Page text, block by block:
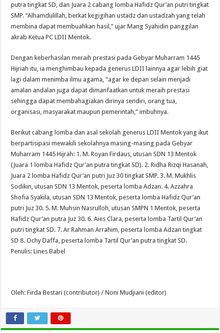
putra tingkat SD, dan Juara 2 cabang lomba Hafidz Qur’an putri tingkat
SMP. “Alhamdulillah, berkat kegigihan ustadz dan ustadzah yang telah
membina dapat membuahkan hasil,” ujar Mang Syahidin panggilan
akrab Ketua PC LDII Mentok.
Dengan keberhasilan meraih prestasi pada Gebyar Muharram 1445
Hijriah itu, ia menghimbau kepada generus LDII lainnya agar lebih giat
lagi dalam menimba ilmu agama, “agar ke depan selain menjadi
amalan andalan juga dapat dimanfaatkan untuk meraih prestasi
sehingga dapat membahagiakan dirinya sendiri, orang tua,
organisasi, masyarakat maupun pemerintah,” imbuhnya.
Berikut cabang lomba dan asal sekolah generus LDII Mentok yang ikut
berpartisipasi mewakili sekolahnya masing-masing pada Gebyar
Muharram 1445 Hijrah: 1. M. Royan Firdaus, utusan SDN 13 Mentok
(Juara 1 lomba Hafidz Qur’an putra tingkat SD). 2. Ridha Rizqi Hasanah,
Juara 2 lomba Hafidz Qur’an putri Juz 30 tingkat SMP. 3. M. Mukhlis
Sodikin, utusan SDN 13 Mentok, peserta lomba Adzan. 4. Azzahra
Shofia Syakila, utusan SDN 13 Mentok, peserta lomba Hafidz Qur’an
putri Juz 30. 5. M. Muhsin Nasrulloh, utusan SMPN 1 Mentok, peserta
Hafidz Qur’an putra Juz 30. 6. Aies Clara, peserta lomba Tartil Qur’an
putri tingkat SD. 7. Ar Rahman Arrahim, peserta lomba Adzan tingkat
SD 8. Ochy Daffa, peserta lomba Tartil Qur’an putra tingkat SD.
Penulis: Lines Babel
Oleh: Firda Bestari (contributor) / Noni Mudjiani (editor)